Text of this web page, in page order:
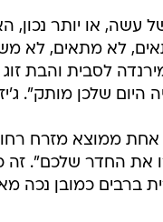
או יותר נכון,
לא מתאים, לא
לסבית והבת
היום שלכן מותק".
אחת ממוצא מזרח
את החדר שלכם". זה
ברבים כמובן נכה